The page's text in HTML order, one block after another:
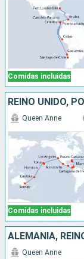
Comidas incluidas
Comidas incluidas
Queen Anne
Queen Anne